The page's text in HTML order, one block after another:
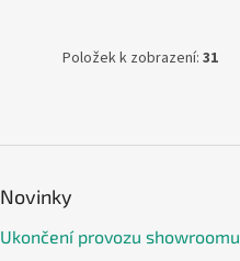
Položek k zobrazení: 31
Novinky
Ukončení provozu showroomu